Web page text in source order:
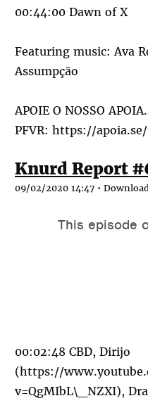
00:44:00 Dawn of X
Featuring music: Ava
Assumpção
APOIE O NOSSO
PFVR: https://
Knurd Report
09/02/2020 14:47 •
00:02:48 CBD, Dirijo
(https://
v=QgMIbL\_NZXI),